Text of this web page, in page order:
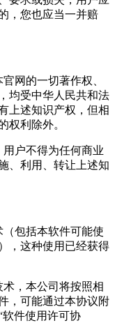
，您也应当一并赔
网的一切著作权、
均受中华人民共和法
上述知识产权，但相
权利除外。
户不得为任何商业
、利用、转让上述知
包括本软件可能使
，这种使用已经获得
，本公司将按照相
，可能通过本协议附
件使用许可协